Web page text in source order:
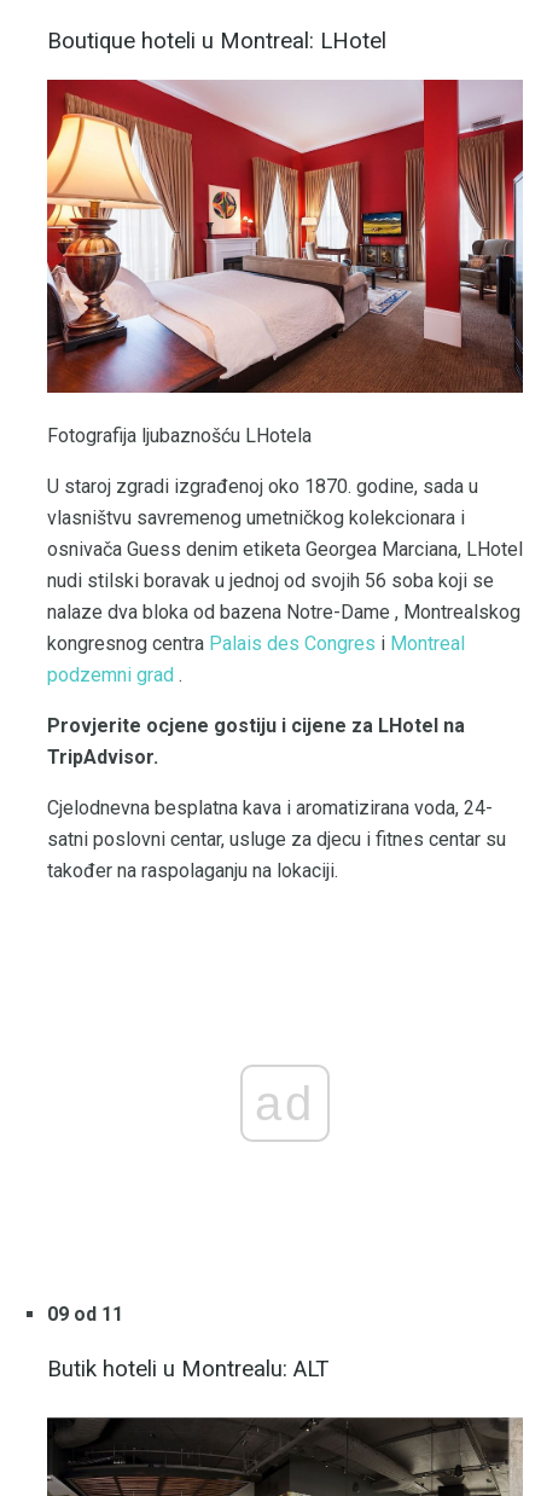
Boutique hoteli u Montreal: LHotel
Fotografija ljubaznošću LHotela
U staroj zgradi izgrađenoj oko 1870. godine, sada u
vlasništvu savremenog umetničkog kolekcionara i
osnivača Guess denim etiketa Georgea Marciana, LHotel
nudi stilski boravak u jednoj od svojih 56 soba koji se
nalaze dva bloka od bazena Notre-Dame , Montrealskog
kongresnog centra Palais des Congres i Montreal
podzemni grad .
Provjerite ocjene gostiju i cijene za LHotel na
TripAdvisor.
Cjelodnevna besplatna kava i aromatizirana voda, 24-
satni poslovni centar, usluge za djecu i fitnes centar su
također na raspolaganju na lokaciji.
ad
09 od 11
Butik hoteli u Montrealu: ALT